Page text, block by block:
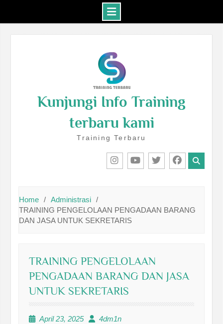
Kunjungi Info Training
terbaru kami
Training Terbaru
Home
Administrasi
TRAINING PENGELOLAAN PENGADAAN BARANG
DAN JASA UNTUK SEKRETARIS
TRAINING PENGELOLAAN
PENGADAAN BARANG DAN JASA
UNTUK SEKRETARIS
April 23, 2025 4dm1n